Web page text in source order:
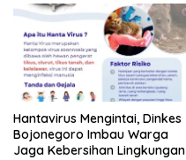
Hantavirus Mengintai, Dinkes
Bojonegoro Imbau Warga
Jaga Kebersihan Lingkungan